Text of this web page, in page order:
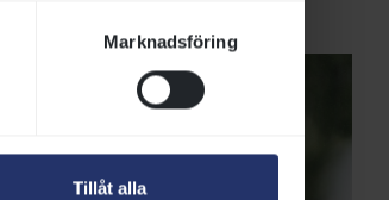
Marknadsföring
Tillåt alla